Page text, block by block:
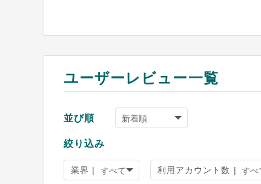
ユーザーレビュー一覧
並び順
絞り込み
業界 | 利用アカウント数 |